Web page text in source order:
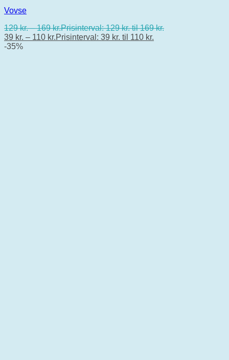
Vovse
129kr. – 169kr.Prisinterval: 129 kr. til 169 kr.
39 kr. – 110 kr.Prisinterval: 39 kr. til 110 kr.
-35%